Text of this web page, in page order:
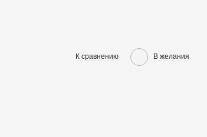
К сравнению В желания